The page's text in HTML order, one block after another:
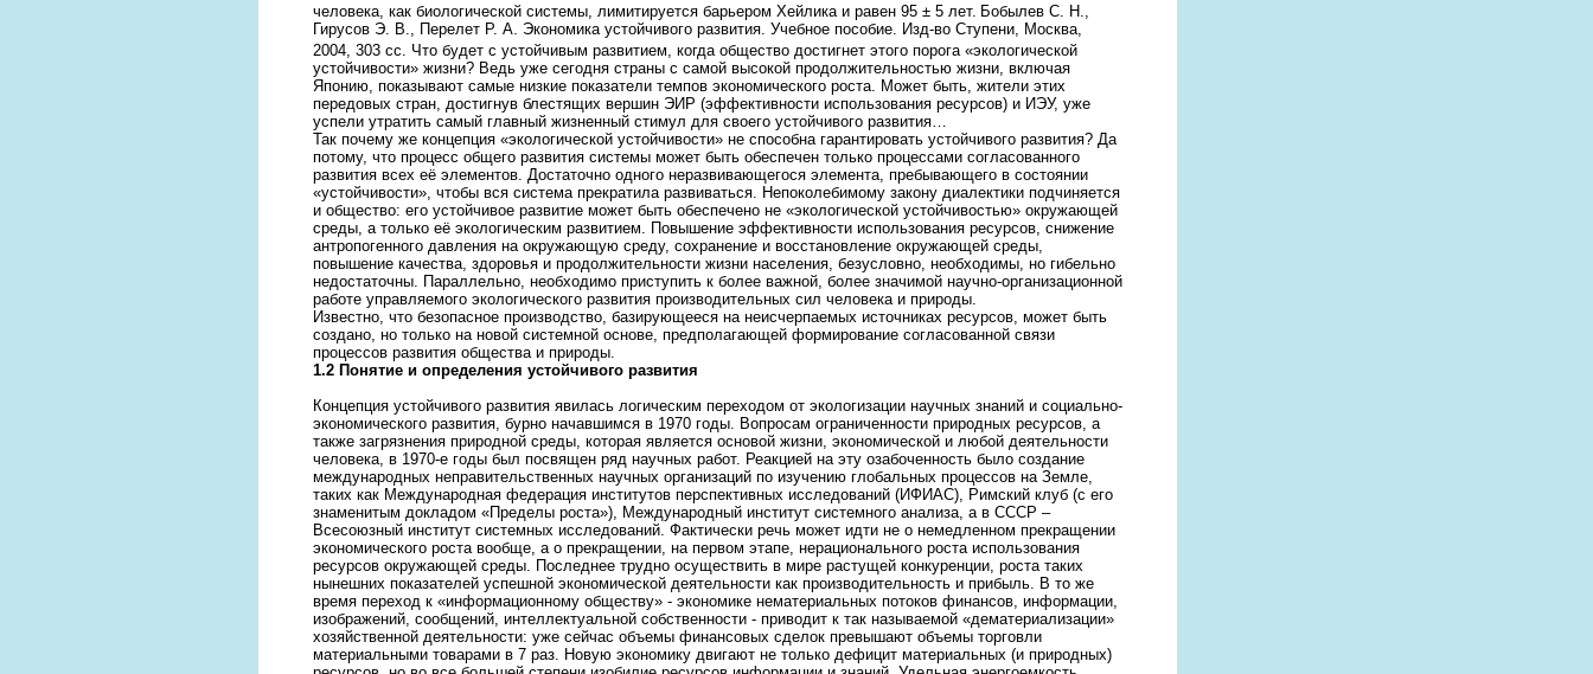
человека, как биологической системы, лимитируется барьером Хейлика и равен 95 ± 5 лет. Бобылев С. Н.,
Гирусов Э. В., Перелет Р. А. Экономика устойчивого развития. Учебное пособие. Изд-во Ступени, Москва,
2004, 303 сс. Что будет с устойчивым развитием, когда общество достигнет этого порога «экологической
устойчивости» жизни? Ведь уже сегодня страны с самой высокой продолжительностью жизни, включая
Японию, показывают самые низкие показатели темпов экономического роста. Может быть, жители этих
передовых стран, достигнув блестящих вершин ЭИР (эффективности использования ресурсов) и ИЭУ, уже
успели утратить самый главный жизненный стимул для своего устойчивого развития…
Так почему же концепция «экологической устойчивости» не способна гарантировать устойчивого развития? Да
потому, что процесс общего развития системы может быть обеспечен только процессами согласованного
развития всех её элементов. Достаточно одного неразвивающегося элемента, пребывающего в состоянии
«устойчивости», чтобы вся система прекратила развиваться. Непоколебимому закону диалектики подчиняется
и общество: его устойчивое развитие может быть обеспечено не «экологической устойчивостью» окружающей
среды, а только её экологическим развитием. Повышение эффективности использования ресурсов, снижение
антропогенного давления на окружающую среду, сохранение и восстановление окружающей среды,
повышение качества, здоровья и продолжительности жизни населения, безусловно, необходимы, но гибельно
недостаточны. Параллельно, необходимо приступить к более важной, более значимой научно-организационной
работе управляемого экологического развития производительных сил человека и природы.
Известно, что безопасное производство, базирующееся на неисчерпаемых источниках ресурсов, может быть
создано, но только на новой системной основе, предполагающей формирование согласованной связи
процессов развития общества и природы.
1.2 Понятие и определения устойчивого развития
Концепция устойчивого развития явилась логическим переходом от экологизации научных знаний и социально-
экономического развития, бурно начавшимся в 1970 годы. Вопросам ограниченности природных ресурсов, а
также загрязнения природной среды, которая является основой жизни, экономической и любой деятельности
человека, в 1970-е годы был посвящен ряд научных работ. Реакцией на эту озабоченность было создание
международных неправительственных научных организаций по изучению глобальных процессов на Земле,
таких как Международная федерация институтов перспективных исследований (ИФИАС), Римский клуб (с его
знаменитым докладом «Пределы роста»), Международный институт системного анализа, а в СССР –
Всесоюзный институт системных исследований. Фактически речь может идти не о немедленном прекращении
экономического роста вообще, а о прекращении, на первом этапе, нерационального роста использования
ресурсов окружающей среды. Последнее трудно осуществить в мире растущей конкуренции, роста таких
нынешних показателей успешной экономической деятельности как производительность и прибыль. В то же
время переход к «информационному обществу» - экономике нематериальных потоков финансов, информации,
изображений, сообщений, интеллектуальной собственности - приводит к так называемой «дематериализации»
хозяйственной деятельности: уже сейчас объемы финансовых сделок превышают объемы торговли
материальными товарами в 7 раз. Новую экономику двигают не только дефицит материальных (и природных)